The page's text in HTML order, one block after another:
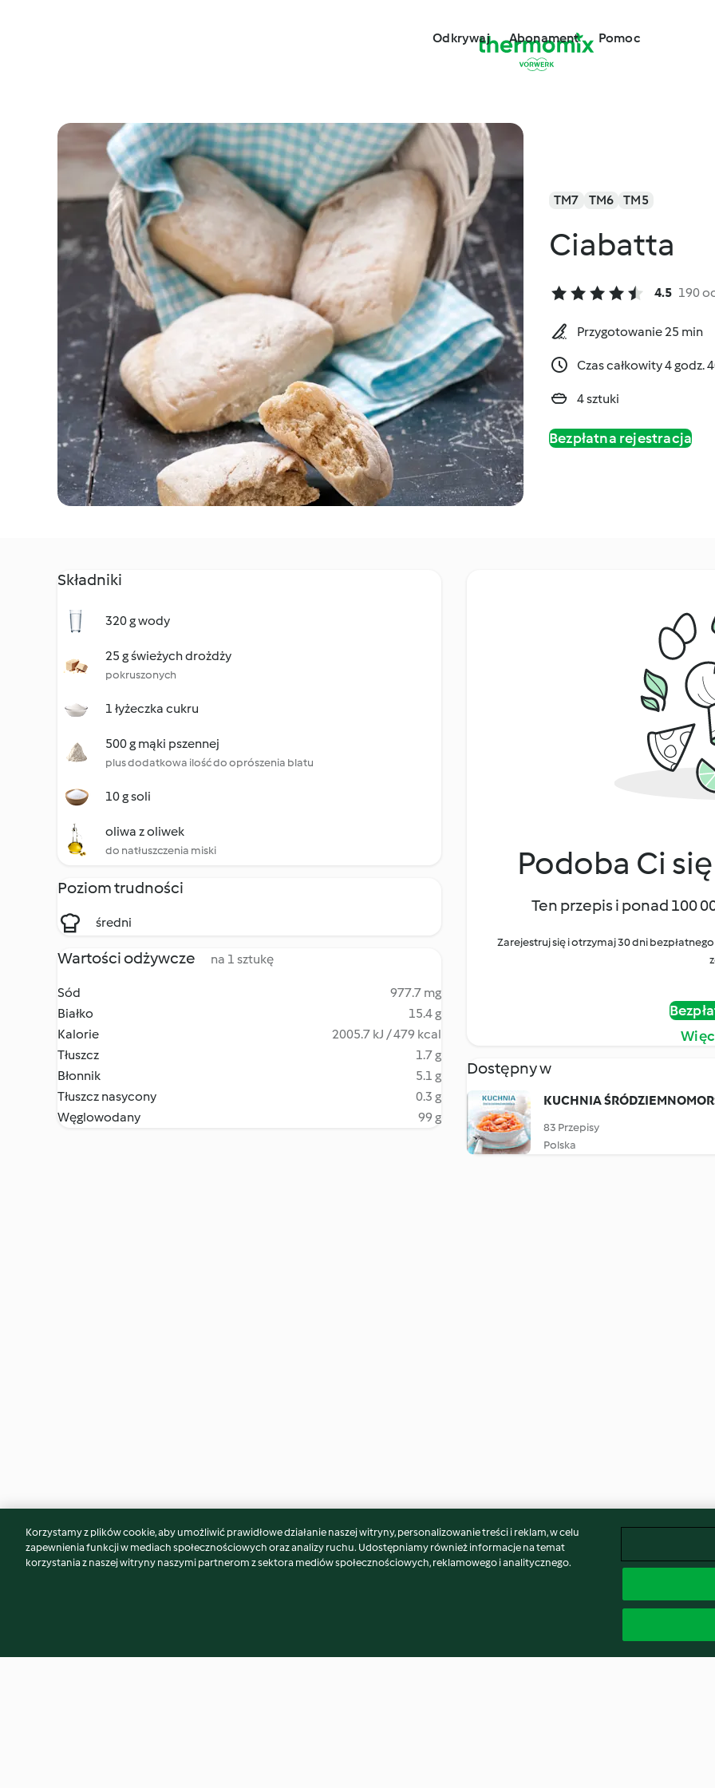
Odkrywaj Abonament Pomoc
TM7 TM6 TM5
Ciabatta
4.5 190
Przygotowanie 25 min
Czas całkowity 4 godz.
4 sztuki
Bezpłatna rejestracja
Składniki
320 g wody
25 g świeżych drożdży
pokruszonych
1 łyżeczka cukru
500 g mąki pszennej
plus dodatkowa ilość do oprószenia blatu
10 g soli
oliwa z oliwek
do natłuszczenia miski
Poziom trudności
średni
Wartości odżywcze na 1 sztukę
Sód
977.7 mg
Białko
15.4 g
Kalorie
2005.7 kJ / 479 kcal
Tłuszcz
1.7 g
Błonnik
5.1 g
Tłuszcz nasycony
0.3 g
Węglowodany
99 g
Podoba Ci
Ten przepis i ponad 100
Zarejestruj się i otrzymaj 30 dni
Dostępny w
KUCHNIA
83 Przepisy
Polska
Może spodoba Ci się również...
Korzystamy z plików cookie, aby umożliwić prawidłowe działanie naszej witryny, personalizowanie treści i reklam, w celu
zapewnienia funkcji w mediach społecznościowych oraz analizy ruchu. Udostępniamy również informacje na temat
korzystania z naszej witryny naszymi partnerom z sektora mediów społecznościowych, reklamowego i analitycznego.